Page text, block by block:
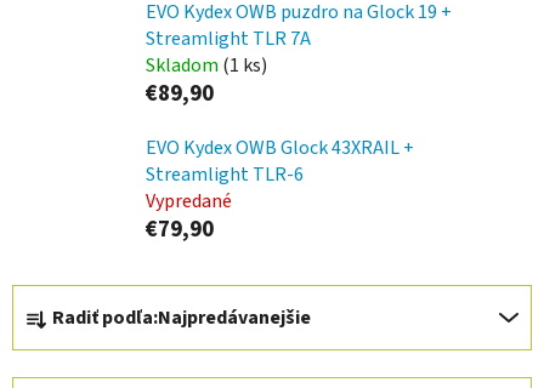
EVO Kydex OWB puzdro na Glock 19 +
Streamlight TLR 7A
Skladom (1 ks)
€89,90
EVO Kydex OWB Glock 43XRAIL +
Streamlight TLR-6
Vypredané
€79,90
R
d
Radiť podľa:Najpredávanejšie